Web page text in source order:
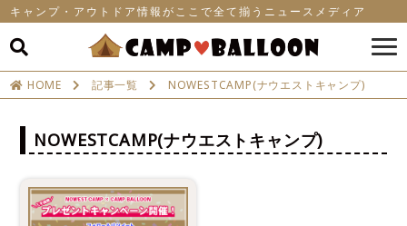
キャンプ・アウトドア情報がここで全て揃うニュースメディア
HOME 記事一覧 NOWESTCAMP(ナウエストキャンプ)
NOWESTCAMP(ナウエストキャンプ)